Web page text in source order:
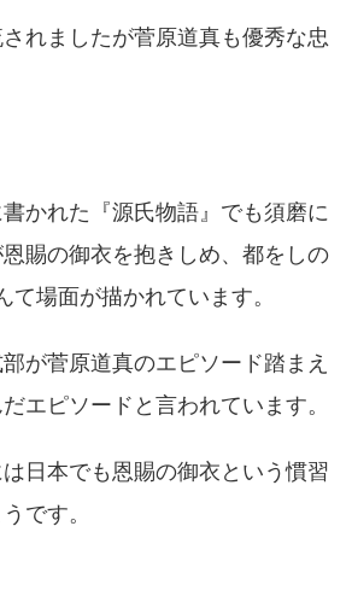
れましたが菅原道真も優秀な忠
かれた『源氏物語』でも須磨に
賜の御衣を抱きしめ、都をしの
て場面が描かれています。
が菅原道真のエピソード踏まえ
エピソードと言われています。
日本でも恩賜の御衣という慣習
です。